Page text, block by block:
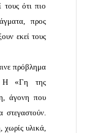
ότι πιο
προς
εκεί τους
πρόβλημα
Η «Γη της
άγονη που
στεγαστούν.
χωρίς υλικά,